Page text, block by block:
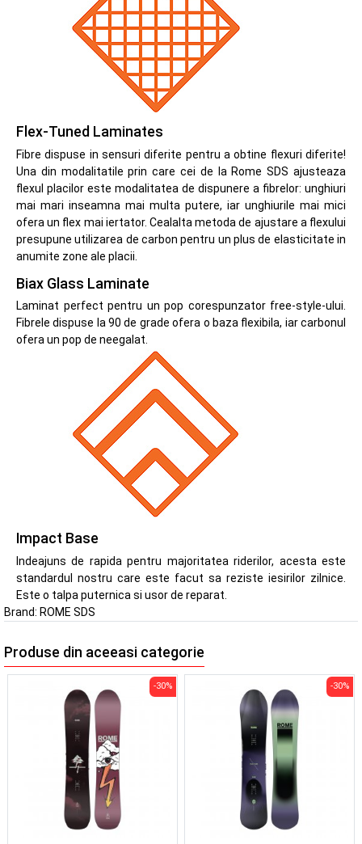
Flex-Tuned Laminates
Fibre dispuse in sensuri diferite pentru a obtine flexuri diferite!
Una din modalitatile prin care cei de la Rome SDS ajusteaza
flexul placilor este modalitatea de dispunere a fibrelor: unghiuri
mai mari inseamna mai multa putere, iar unghiurile mai mici
ofera un flex mai iertator. Cealalta metoda de ajustare a flexului
presupune utilizarea de carbon pentru un plus de elasticitate in
anumite zone ale placii.
Biax Glass Laminate
Laminat perfect pentru un pop corespunzator free-style-ului.
Fibrele dispuse la 90 de grade ofera o baza flexibila, iar carbonul
ofera un pop de neegalat.
Impact Base
Indeajuns de rapida pentru majoritatea riderilor, acesta este
standardul nostru care este facut sa reziste iesirilor zilnice.
Este o talpa puternica si usor de reparat.
Brand: ROME SDS
Produse din aceeasi categorie
-30% -30%